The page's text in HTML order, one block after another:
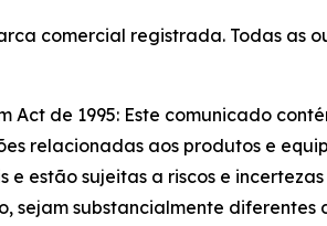
comercial registrada. Todas as
de 1995: Este comunicado
relacionadas aos produtos e
estão sujeitas a riscos e
substancialmente diferentes